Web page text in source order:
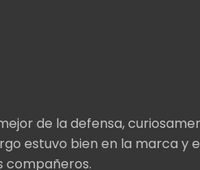
de la defensa,
estuvo bien en la marca y
compañeros.